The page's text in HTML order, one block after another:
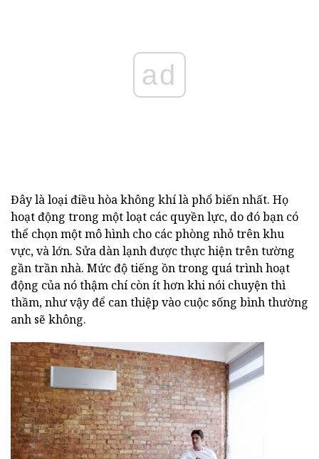
ad
Đây là loại điều hòa không khí là phổ biến nhất. Họ
hoạt động trong một loạt các quyền lực, do đó bạn có
thể chọn một mô hình cho các phòng nhỏ trên khu
vực, và lớn. Sửa dàn lạnh được thực hiện trên tường
gần trần nhà. Mức độ tiếng ồn trong quá trình hoạt
động của nó thậm chí còn ít hơn khi nói chuyện thì
thầm, như vậy để can thiệp vào cuộc sống bình thường
anh sẽ không.